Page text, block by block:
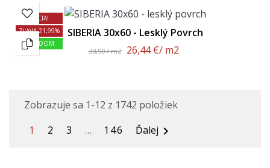
AKCIA!
ZĽAVA 21,99%
SKLADOM
SIBERIA 30x60 - Lesklý Povrch
33,90 / m2 26,44 €/ m2
Zobrazuje sa 1-12 z 1742 položiek
1
2 3 … 146 Ďalej 